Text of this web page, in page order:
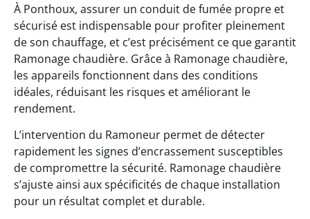
À Ponthoux, assurer un conduit de fumée propre et
sécurisé est indispensable pour profiter pleinement
de son chauffage, et c’est précisément ce que garantit
Ramonage chaudière. Grâce à Ramonage chaudière,
les appareils fonctionnent dans des conditions
idéales, réduisant les risques et améliorant le
rendement.
L’intervention du Ramoneur permet de détecter
rapidement les signes d’encrassement susceptibles
de compromettre la sécurité. Ramonage chaudière
s’ajuste ainsi aux spécificités de chaque installation
pour un résultat complet et durable.